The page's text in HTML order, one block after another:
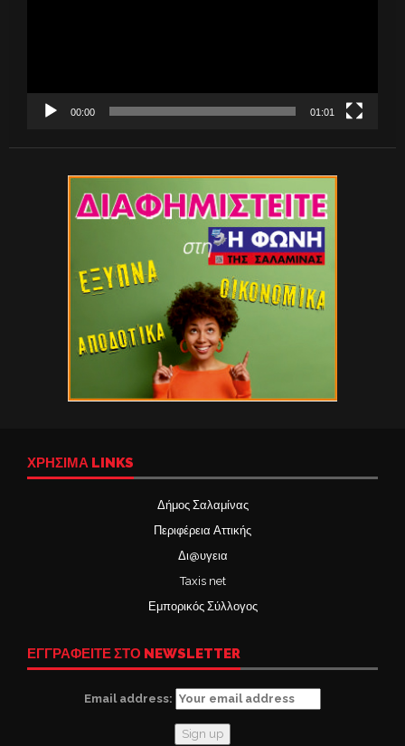
00:00 01:01
ΧΡΉΣΙΜΑ LINKS
Δήμος Σαλαμίνας
Περιφέρεια Αττικής
Δι@υγεια
Taxis net
Εμπορικός Σύλλογος
ΕΓΓΡΑΦΕΙΤΕ ΣΤΟ NEWSLETTER
Email address: